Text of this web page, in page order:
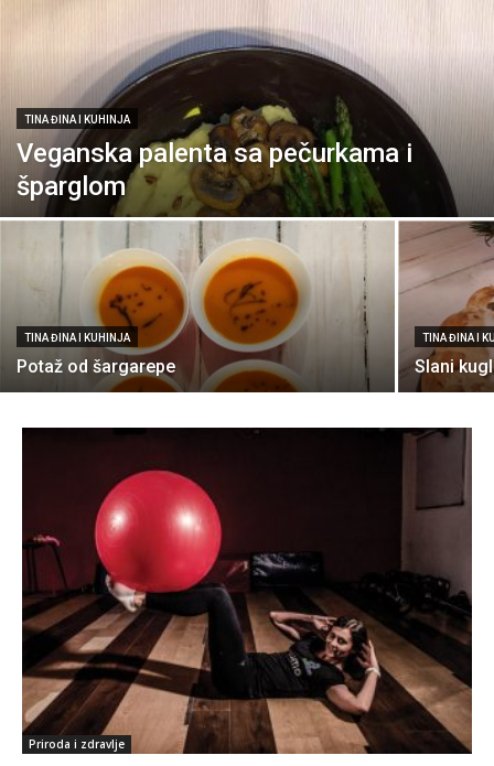
TINA ĐINA I KUHINJA
Veganska palenta sa pečurkama i
šparglom
TINA ĐINA I KUHINJA
Potaž od šargarepe
TINA ĐINA I
Slani
Priroda i zdravlje